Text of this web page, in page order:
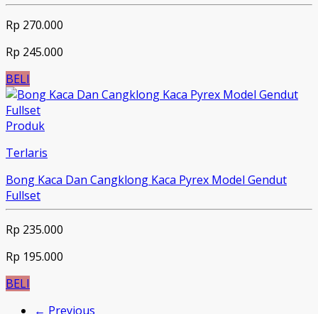
Rp 270.000
Rp 245.000
BELI
Produk
Terlaris
Bong Kaca Dan Cangklong Kaca Pyrex Model Gendut
Fullset
Rp 235.000
Rp 195.000
BELI
← Previous